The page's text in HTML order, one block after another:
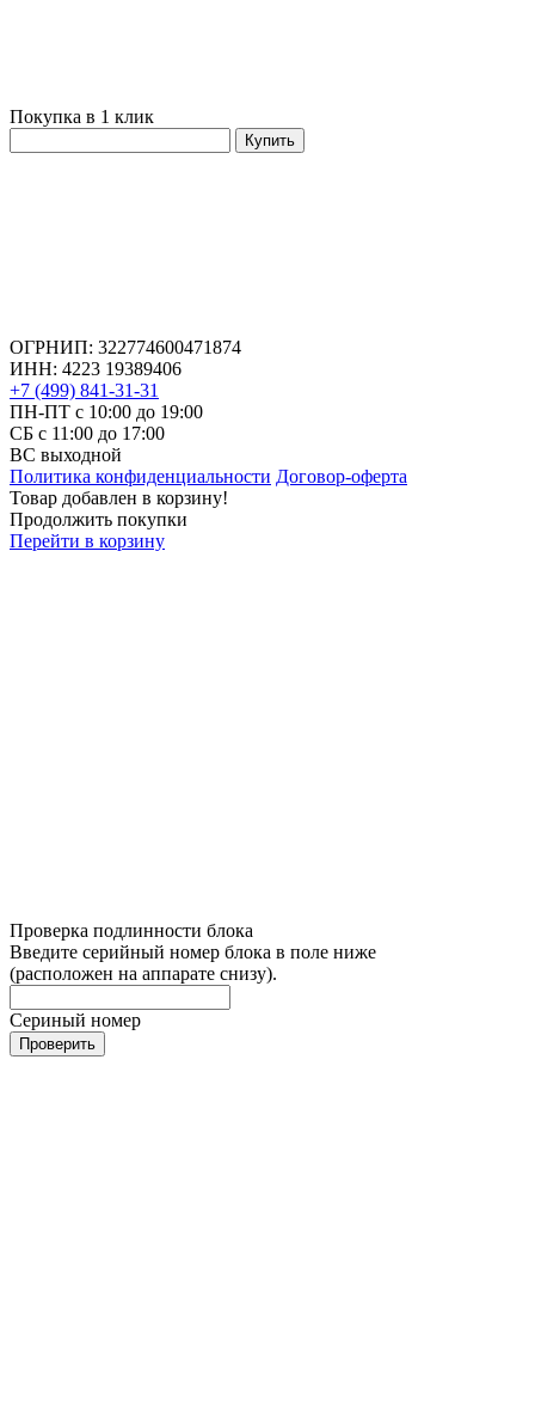
Покупка в 1 клик
Купить
ОГРНИП: 322774600471874
ИНН: 4223 19389406
+7 (499) 841-31-31
ПН-ПТ с 10:00 до 19:00
СБ c 11:00 до 17:00
ВС выходной
Политика конфиденциальности Договор-оферта
Товар добавлен в корзину!
Продолжить покупки
Перейти в корзину
Проверка подлинности блока
Введите серийный номер блока в поле ниже
(расположен на аппарате снизу).
Сериный номер
Проверить